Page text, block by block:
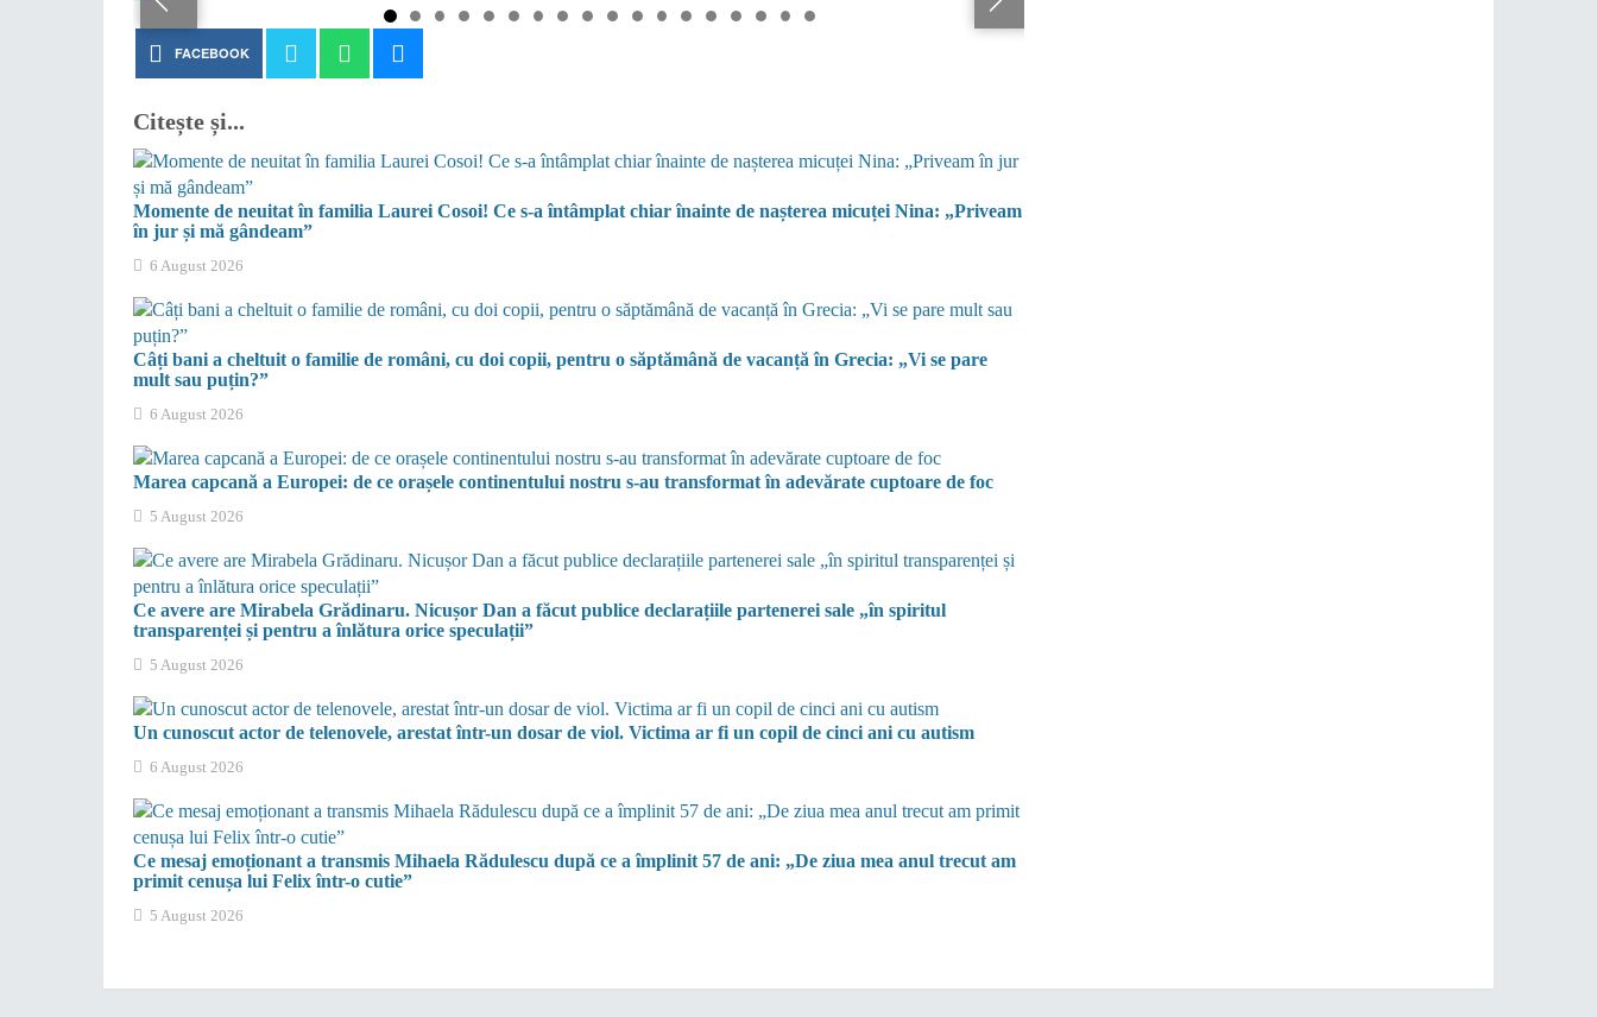
FACEBOOK
Citește și...
Momente de neuitat în familia Laurei Cosoi! Ce s-a întâmplat chiar înainte de nașterea micuței Nina: „Priveam
în jur și mă gândeam”
6 August 2026
Câți bani a cheltuit o familie de români, cu doi copii, pentru o săptămână de vacanță în Grecia: „Vi se pare
mult sau puțin?”
6 August 2026
Marea capcană a Europei: de ce orașele continentului nostru s-au transformat în adevărate cuptoare de foc
5 August 2026
Ce avere are Mirabela Grădinaru. Nicușor Dan a făcut publice declarațiile partenerei sale „în spiritul
transparenței și pentru a înlătura orice speculații”
5 August 2026
Un cunoscut actor de telenovele, arestat într-un dosar de viol. Victima ar fi un copil de cinci ani cu autism
6 August 2026
Ce mesaj emoționant a transmis Mihaela Rădulescu după ce a împlinit 57 de ani: „De ziua mea anul trecut am
primit cenușa lui Felix într-o cutie”
5 August 2026